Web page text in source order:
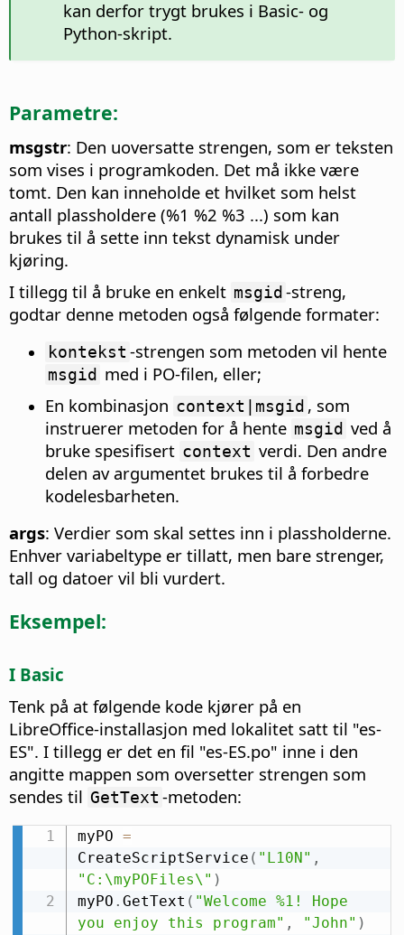
kan derfor trygt brukes i Basic- og
Python-skript.
Parametre:
msgstr: Den uoversatte strengen, som er teksten
som vises i programkoden. Det må ikke være
tomt. Den kan inneholde et hvilket som helst
antall plassholdere (%1 %2 %3 ...) som kan
brukes til å sette inn tekst dynamisk under
kjøring.
I tillegg til å bruke en enkelt msgid -streng,
godtar denne metoden også følgende formater:
kontekst -strengen som metoden vil hente
msgid med i PO-filen, eller;
En kombinasjon context|msgid , som
instruerer metoden for å hente msgid ved å
bruke spesifisert context verdi. Den andre
delen av argumentet brukes til å forbedre
kodelesbarheten.
args: Verdier som skal settes inn i plassholderne.
Enhver variabeltype er tillatt, men bare strenger,
tall og datoer vil bli vurdert.
Eksempel:
I Basic
Tenk på at følgende kode kjører på en
LibreOffice-installasjon med lokalitet satt til "es-
ES". I tillegg er det en fil "es-ES.po" inne i den
angitte mappen som oversetter strengen som
sendes til GetText -metoden:
myPO =
CreateScriptService ( "L10N" ,
"C:\myPOFiles\" )
myPO . GetText ( "Welcome %1! Hope
you enjoy this program" , "John" )